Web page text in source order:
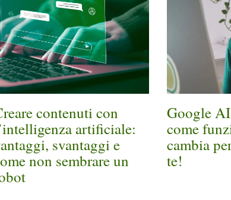
contenuti con
artificiale:
svantaggi e
non sembrare un
Google
come
cambia
te!